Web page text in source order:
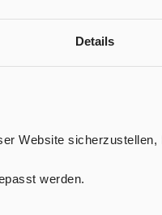
Details
Website
werden.